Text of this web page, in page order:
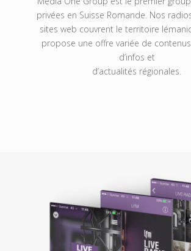
privées en Suisse Romande. Nos
sites web couvrent le territoire
propose une offre variée de
d’infos et
d’actualités régionales.